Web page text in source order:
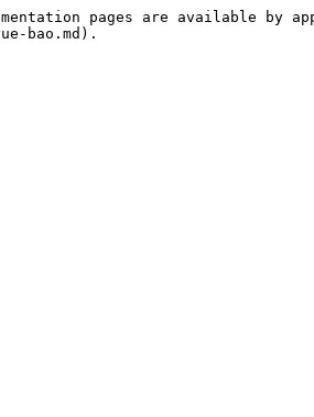
pages are available by
bao.md).